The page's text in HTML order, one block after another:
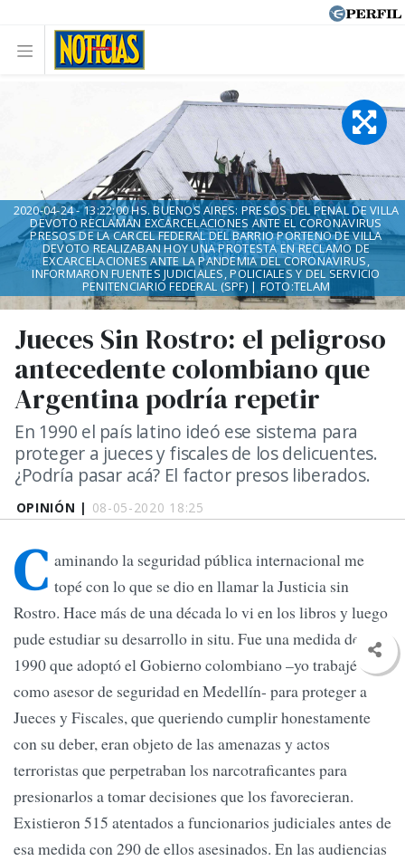
OPINIÓN | 08-05-2020 18:25
Jueces Sin Rostro: el peligroso
antecedente colombiano que
Argentina podría repetir
En 1990 el país latino ideó ese sistema para
proteger a jueces y fiscales de los delicuentes.
¿Podría pasar acá? El factor presos liberados.
2020-04-24 - 13:22:00 HS. BUENOS AIRES: PRESOS DEL PENAL DE VILLA
DEVOTO RECLAMAN EXCARCELACIONES ANTE EL CORONAVIRUS
PRESOS DE LA CARCEL FEDERAL DEL BARRIO PORTENO DE VILLA
DEVOTO REALIZABAN HOY UNA PROTESTA EN RECLAMO DE
EXCARCELACIONES ANTE LA PANDEMIA DEL CORONAVIRUS,
INFORMARON FUENTES JUDICIALES, POLICIALES Y DEL SERVICIO
PENITENCIARIO FEDERAL (SPF) | FOTO:TELAM
C aminando la seguridad pública internacional me
topé con lo que se dio en llamar la Justicia sin
Rostro. Hace más de una década lo vi en los libros y luego
pude estudiar su desarrollo in situ. Fue una medida de
1990 que adoptó el Gobierno colombiano –yo trabajé
como asesor de seguridad en Medellín- para proteger a
Jueces y Fiscales, que queriendo cumplir honestamente
con su deber, eran objeto de las amenazas y actos
terroristas que perpetraban los narcotraficantes para
presionarlos a tomar decisiones que los favorecieran.
Existieron 515 atentados a funcionarios judiciales antes de
esa medida con 290 de ellos asesinados. En las audiencias